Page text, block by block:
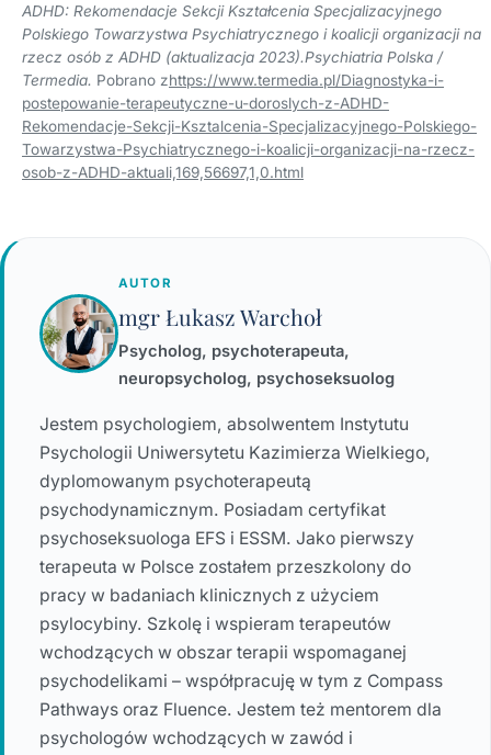
ADHD: Rekomendacje Sekcji Kształcenia Specjalizacyjnego
Polskiego Towarzystwa Psychiatrycznego i koalicji organizacji na
rzecz osób z ADHD (aktualizacja 2023).Psychiatria Polska /
Termedia. Pobrano zhttps://www.termedia.pl/Diagnostyka-i-
postepowanie-terapeutyczne-u-doroslych-z-ADHD-
Rekomendacje-Sekcji-Ksztalcenia-Specjalizacyjnego-Polskiego-
Towarzystwa-Psychiatrycznego-i-koalicji-organizacji-na-rzecz-
osob-z-ADHD-aktuali,169,56697,1,0.html
AUTOR
mgr Łukasz Warchoł
Psycholog, psychoterapeuta,
neuropsycholog, psychoseksuolog
Jestem psychologiem, absolwentem Instytutu
Psychologii Uniwersytetu Kazimierza Wielkiego,
dyplomowanym psychoterapeutą
psychodynamicznym. Posiadam certyfikat
psychoseksuologa EFS i ESSM. Jako pierwszy
terapeuta w Polsce zostałem przeszkolony do
pracy w badaniach klinicznych z użyciem
psylocybiny. Szkolę i wspieram terapeutów
wchodzących w obszar terapii wspomaganej
psychodelikami – współpracuję w tym z Compass
Pathways oraz Fluence. Jestem też mentorem dla
psychologów wchodzących w zawód i